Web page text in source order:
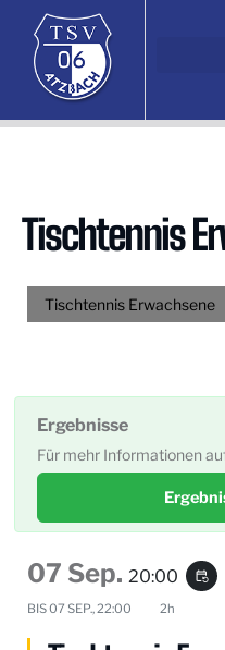
Tischtennis
Tischtennis Erwachsene
Ergebnisse
Für mehr Informationen
07 Sep. 20:00 event_repeat
BIS07 SEP., 22:00 2h